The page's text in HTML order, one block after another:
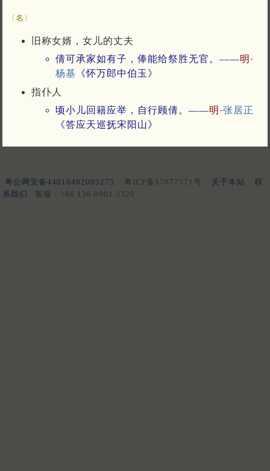
〈名〉
旧称女婿，女儿的丈夫
倩可承家如有子，俸能给祭胜无官。——明 ·
杨基
《怀万郎中伯玉》
指仆人
顷小儿回籍应举，自行顾倩。——明 ·张居正
《答应天巡抚宋阳山》
粤公网安备44010402003275 粤ICP备17077571号 关于本站
联
系我们
客服：+86 136 0901 3320